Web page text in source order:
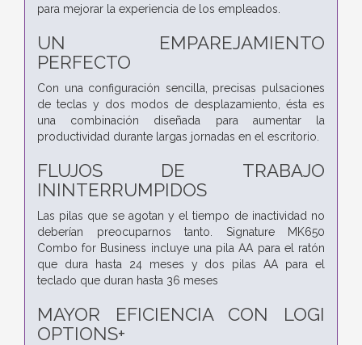
para mejorar la experiencia de los empleados.
UN EMPAREJAMIENTO
PERFECTO
Con una configuración sencilla, precisas pulsaciones
de teclas y dos modos de desplazamiento, ésta es
una combinación diseñada para aumentar la
productividad durante largas jornadas en el escritorio.
FLUJOS DE TRABAJO
ININTERRUMPIDOS
Las pilas que se agotan y el tiempo de inactividad no
deberían preocuparnos tanto. Signature MK650
Combo for Business incluye una pila AA para el ratón
que dura hasta 24 meses y dos pilas AA para el
teclado que duran hasta 36 meses
MAYOR EFICIENCIA CON LOGI
OPTIONS+